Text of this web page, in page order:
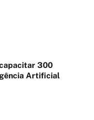
300
Artificial